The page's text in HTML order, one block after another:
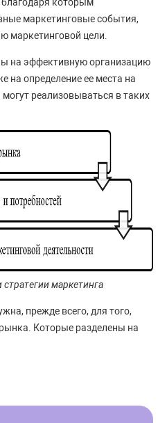
маркетинговые события,
маркетинговой цели.
на эффективную организацию
на определение ее места на
реализовываться в таких
маркетинга
прежде всего, для того,
Которые разделены на